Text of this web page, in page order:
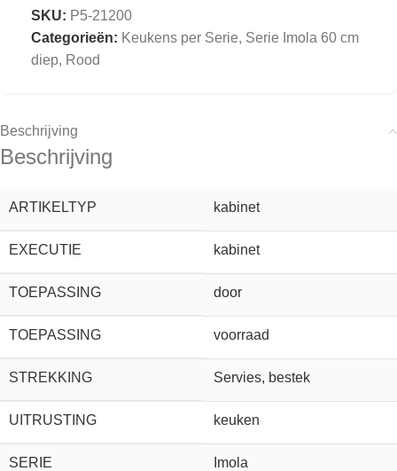
SKU: P5-21200
Categorieën: Keukens per Serie, Serie Imola 60 cm
diep, Rood
Beschrijving
Beschrijving
ARTIKELTYP kabinet
EXECUTIE kabinet
TOEPASSING door
TOEPASSING voorraad
STREKKING Servies, bestek
UITRUSTING keuken
SERIE Imola